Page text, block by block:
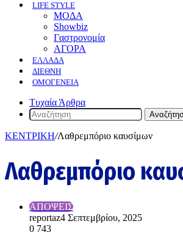
LIFE STYLE
ΜΟΔΑ
Showbiz
Γαστρονομία
ΑΓΟΡΑ
ΕΛΛΆΔΑ
ΔΙΕΘΝΉ
ΟΜΟΓΈΝΕΙΑ
Τυχαία Άρθρα
ΚΕΝΤΡΙΚΗ/Λαθρεμπόριο καυσίμων
Λαθρεμπόριο
ΑΠΟΨΕΙΣ
reportaz4 Σεπτεμβρίου, 2025
0 743